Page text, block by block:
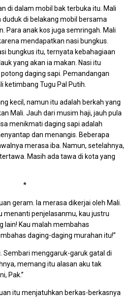
di dalam mobil bak terbuka itu. Mali
di belakang mobil bersama
Para anak kos juga semringah. Mali
mendapatkan nasi bungkus.
bungkus itu, ternyata kebahagiaan
yang akan ia makan. Nasi itu
daging sapi. Pemandangan
ketimbang Tugu Pal Putih.
kecil, namun itu adalah berkah yang
Mali. Jauh dari musim haji, jauh pula
menikmati daging sapi adalah
dan menangis. Beberapa
merasa iba. Namun, setelahnya,
Masih ada tawa di kota yang
*
geram. Ia merasa dikerjai oleh Mali.
menanti penjelasanmu, kau justru
lain! Kau malah membahas
daging-daging murahan itu!”
Sembari menggaruk-garuk gatal di
memang itu alasan aku tak
Pak.”
itu menjatuhkan berkas-berkasnya